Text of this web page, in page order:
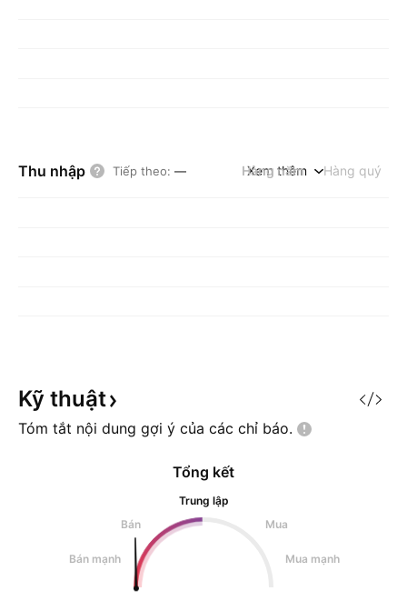
Thu nhập Tiếp theo: — Hàng năm Hàng quý
Xem thêm
Kỹ thuật
Tóm tắt nội dung gợi ý của các chỉ báo.
Tổng kết
Trung lập
Bán
Mua
Bán mạnh Mua mạnh